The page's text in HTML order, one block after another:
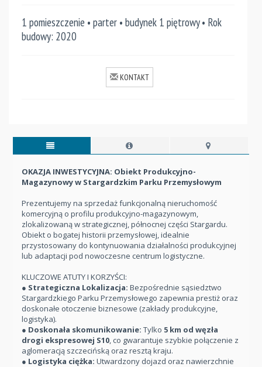
1 pomieszczenie • parter • budynek 1 piętrowy • Rok
budowy: 2020
KONTAKT
OKAZJA INWESTYCYJNA: Obiekt Produkcyjno-
Magazynowy w Stargardzkim Parku Przemysłowym
Prezentujemy na sprzedaż funkcjonalną nieruchomość
komercyjną o profilu produkcyjno-magazynowym,
zlokalizowaną w strategicznej, północnej części Stargardu.
Obiekt o bogatej historii przemysłowej, idealnie
przystosowany do kontynuowania działalności produkcyjnej
lub adaptacji pod nowoczesne centrum logistyczne.
KLUCZOWE ATUTY I KORZYŚCI:
● Strategiczna Lokalizacja: Bezpośrednie sąsiedztwo
Stargardzkiego Parku Przemysłowego zapewnia prestiż oraz
doskonałe otoczenie biznesowe (zakłady produkcyjne,
logistyka).
● Doskonała skomunikowanie: Tylko 5 km od węzła
drogi ekspresowej S10, co gwarantuje szybkie połączenie z
aglomeracją szczecińską oraz resztą kraju.
● Logistyka ciężka: Utwardzony dojazd oraz nawierzchnie